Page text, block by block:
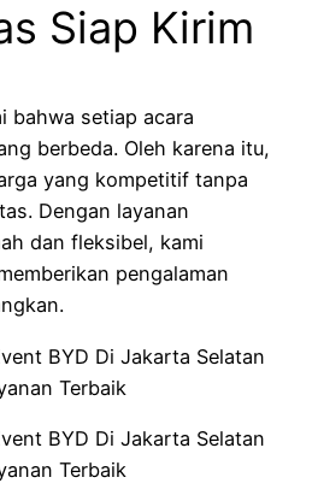
Siap Kirim
bahwa setiap acara
berbeda. Oleh karena itu,
yang kompetitif tanpa
Dengan layanan
dan fleksibel, kami
pengalaman